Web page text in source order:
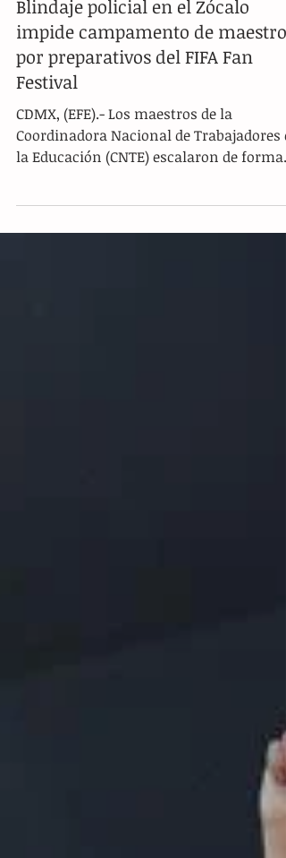
Blindaje policial en el Zócalo
impide campamento de maestros
por preparativos del FIFA Fan
Festival
CDMX, (EFE).- Los maestros de la
mediante bloqueos y movilizaciones